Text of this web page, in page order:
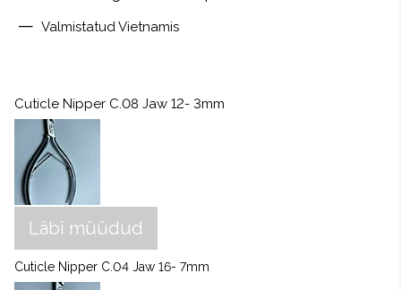
Valmistatud Vietnamis
Cuticle Nipper C.08 Jaw 12- 3mm
Läbi müüdud
Cuticle Nipper C.04 Jaw 16- 7mm